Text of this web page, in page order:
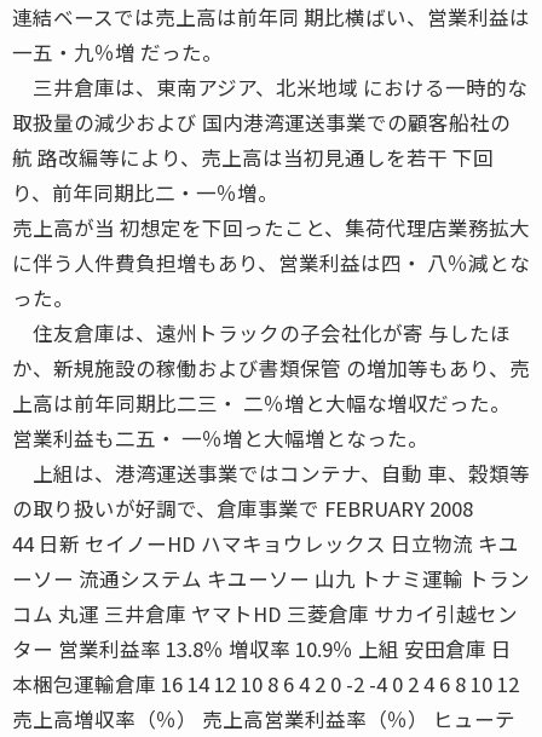
連結ベースでは売上高は前年同 期比横ばい、営業利益は
一五・九％増 だった。
三井倉庫は、東南アジア、北米地域 における一時的な
取扱量の減少および 国内港湾運送事業での顧客船社の
航 路改編等により、売上高は当初見通しを若干 下回
り、前年同期比二・一％増。
売上高が当 初想定を下回ったこと、集荷代理店業務拡大
に伴う人件費負担増もあり、営業利益は四・ 八％減とな
った。
住友倉庫は、遠州トラックの子会社化が寄 与したほ
か、新規施設の稼働および書類保管 の増加等もあり、売
上高は前年同期比二三・ 二％増と大幅な増収だった。
営業利益も二五・ 一％増と大幅増となった。
上組は、港湾運送事業ではコンテナ、自動 車、穀類等
の取り扱いが好調で、倉庫事業で FEBRUARY 2008
44 日新 セイノーHD ハマキョウレックス 日立物流 キユ
ーソー 流通システム キユーソー 山九 トナミ運輸 トラン
コム 丸運 三井倉庫 ヤマトHD 三菱倉庫 サカイ引越セン
ター 営業利益率 13.8％ 増収率 10.9％ 上組 安田倉庫 日
本梱包運輸倉庫 16 14 12 10 8 6 4 2 0 -2 -4 0 2 4 6 8 10 12
売上高増収率（％） 売上高営業利益率（％） ヒューテ